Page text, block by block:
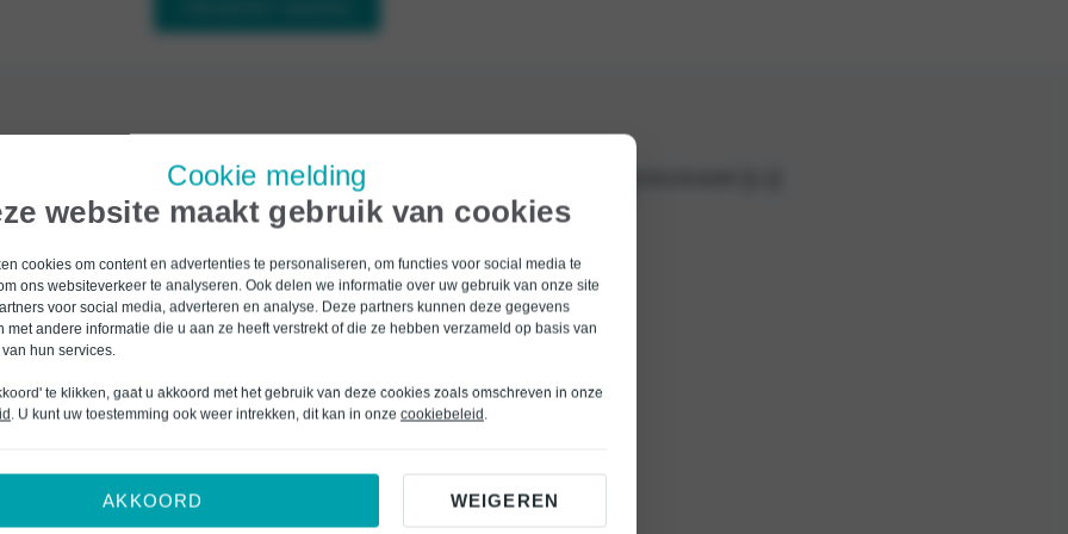
Cookie melding
website maakt gebruik van cookies
cookies om content en advertenties te personaliseren, om functies voor social media te
ons websiteverkeer te analyseren. Ook delen we informatie over uw gebruik van onze site
voor social media, adverteren en analyse. Deze partners kunnen deze gegevens
met andere informatie die u aan ze heeft verstrekt of die ze hebben verzameld op basis van
hun services.
te klikken, gaat u akkoord met het gebruik van deze cookies zoals omschreven in onze
. U kunt uw toestemming ook weer intrekken, dit kan in onze cookiebeleid.
AKKOORD WEIGEREN
Over deze {{ stockvehicle.currentVehicle.brand }} {{
stockvehicle.currentVehicle.model }}
{{ stockvehicle.currentVehicle.seoContent }}